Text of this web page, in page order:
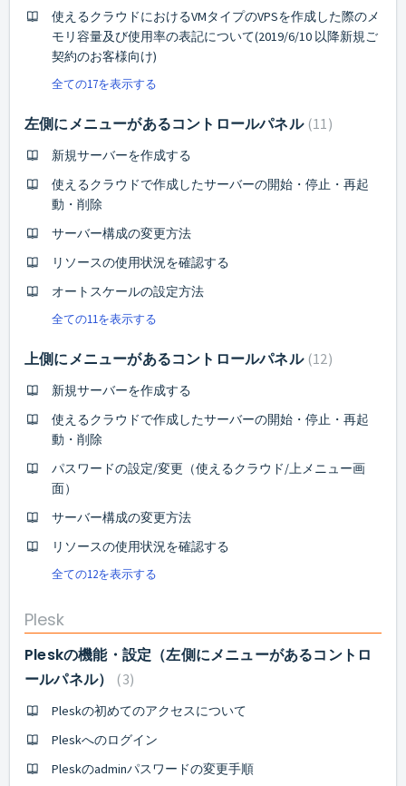
使えるクラウドにおけるVMタイプのVPSを作成した際のメ
モリ容量及び使用率の表記について(2019/6/10 以降新規ご
契約のお客様向け)
全ての17を表示する
左側にメニューがあるコントロールパネル 11
新規サーバーを作成する
使えるクラウドで作成したサーバーの開始・停止・再起
動・削除
サーバー構成の変更方法
リソースの使用状況を確認する
オートスケールの設定方法
全ての11を表示する
上側にメニューがあるコントロールパネル 12
新規サーバーを作成する
使えるクラウドで作成したサーバーの開始・停止・再起
動・削除
パスワードの設定/変更（使えるクラウド/上メニュー画
面）
サーバー構成の変更方法
リソースの使用状況を確認する
全ての12を表示する
Plesk
Pleskの機能・設定（左側にメニューがあるコントロ
ールパネル）
3
Pleskの初めてのアクセスについて
Pleskへのログイン
Pleskのadminパスワードの変更手順